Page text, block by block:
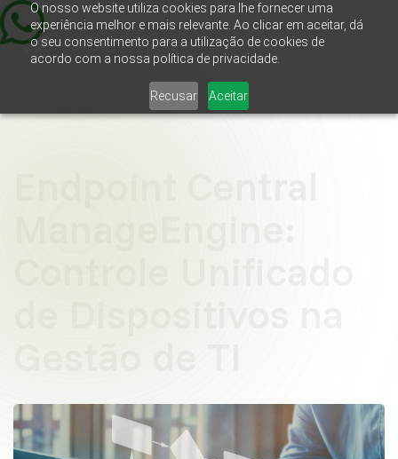
O nosso website utiliza cookies para lhe fornecer uma
experiência melhor e mais relevante. Ao clicar em aceitar, dá
o seu consentimento para a utilização de cookies de
acordo com a nossa política de privacidade.
Recusar Aceitar